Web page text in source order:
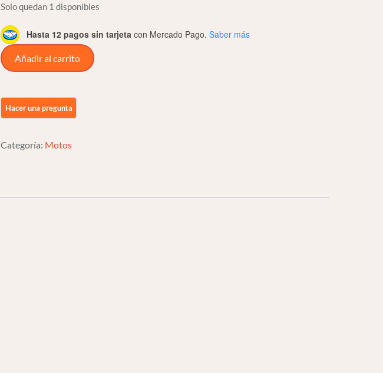
Solo quedan 1 disponibles
Hasta 12 pagos sin tarjeta con Mercado Pago. Saber más
Harley
Davidson
Fat
Boy
2012
Añadir al carrito
Categoría: Motos